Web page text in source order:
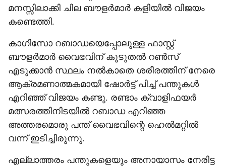
മനസ്സിലാക്കി ചില ബൗളർമാർ കളിയിൽ വിജയം
കണ്ടെത്തി.
​കാഗിസോ റബാഡയെപ്പോലുള്ള ഫാസ്റ്റ്
ബൗളർമാർ വൈഭവിന് കൂടുതൽ റൺസ്
എടുക്കാൻ സ്ഥലം നൽകാതെ ശരീരത്തിന് നേരെ
ആക്രമണാത്മകമായി ഷോർട്ട് പിച്ച് പന്തുകൾ
എറിഞ്ഞ് വിജയം കണ്ടു. രണ്ടാം ക്വാളിഫയർ
മത്സരത്തിനിടയിൽ റബാഡ എറിഞ്ഞ
അത്തരമൊരു പന്ത് വൈഭവിന്റെ ഹെൽമറ്റിൽ
വന്ന് ഇടിച്ചിരുന്നു.
​എല്ലാത്തരം പന്തുകളെയും അനായാസം നേരിട്ട